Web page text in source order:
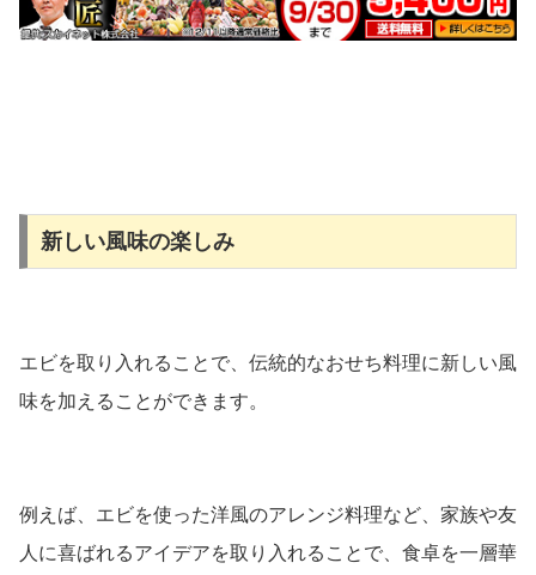
新しい風味の楽しみ
エビを取り入れることで、伝統的なおせち料理に新しい風
味を加えることができます。
例えば、エビを使った洋風のアレンジ料理など、家族や友
人に喜ばれるアイデアを取り入れることで、食卓を一層華